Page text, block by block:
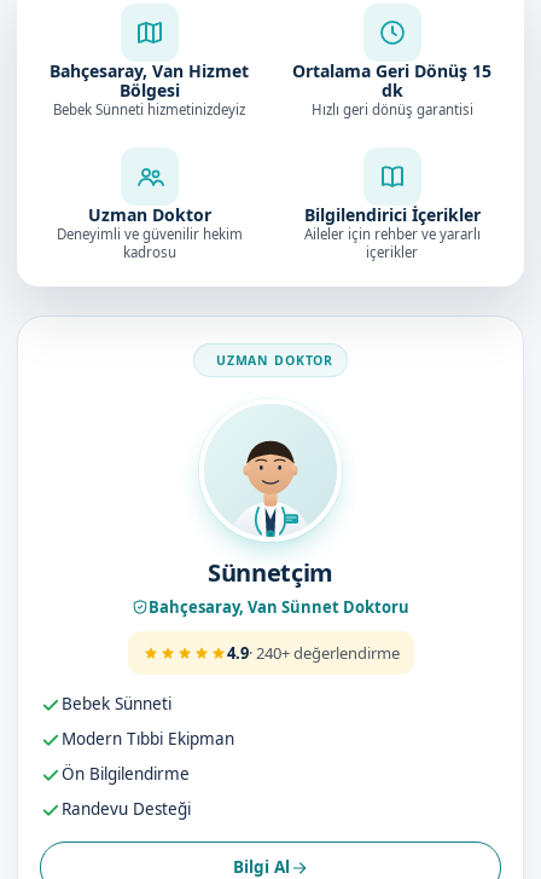
Bahçesaray, Van Hizmet
Bölgesi
Bebek Sünneti hizmetinizdeyiz
Ortalama Geri Dönüş 15
dk
Hızlı geri dönüş garantisi
Uzman Doktor
Deneyimli ve güvenilir hekim
kadrosu
Bilgilendirici İçerikler
Aileler için rehber ve yararlı
içerikler
Doktorumuz
Sünnetçim
Bahçesaray, Van Sünnet Doktoru
4.9· 240+ değerlendirme
Bebek Sünneti
Modern Tıbbi Ekipman
Ön Bilgilendirme
Randevu Desteği
Bilgi Al